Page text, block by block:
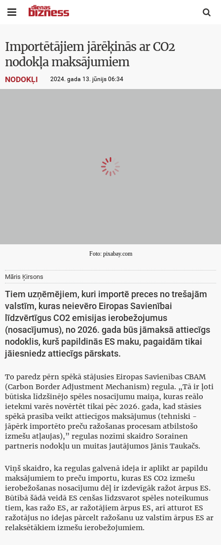
 
Importētājiem jārēķinās ar CO2
nodokļa maksājumiem
NODOKĻI 2024. gada 13. jūnijs 06:34
Foto: pixabay.com
Māris Ķirsons
Tiem uzņēmējiem, kuri importē preces no trešajām
valstīm, kuras neievēro Eiropas Savienībai
līdzvērtīgus CO2 emisijas ierobežojumus
(nosacījumus), no 2026. gada būs jāmaksā attiecīgs
nodoklis, kurš papildinās ES maku, pagaidām tikai
jāiesniedz attiecīgs pārskats.
To paredz pērn spēkā stājusies Eiropas Savienības CBAM
(Carbon Border Adjustment Mechanism) regula. „Tā ir ļoti
būtiska līdzšinējo spēles nosacījumu maiņa, kuras reālo
ietekmi varēs novērtēt tikai pēc 2026. gada, kad stāsies
spēkā prasība veikt attiecīgos maksājumus (tehniski -
jāpērk importēto preču ražošanas procesam atbilstošo
izmešu atļaujas),” regulas nozīmi skaidro Sorainen
partneris nodokļu un muitas jautājumos Jānis Taukačs.
Viņš skaidro, ka regulas galvenā ideja ir aplikt ar papildu
maksājumiem to preču importu, kuras ES CO2 izmešu
ierobežošanas nosacījumu dēļ ir izdevīgāk ražot ārpus ES.
Būtībā šādā veidā ES cenšas līdzsvarot spēles noteikumus
tiem, kas ražo ES, ar ražotājiem ārpus ES, arī atturot ES
ražotājus no idejas pārcelt ražošanu uz valstīm ārpus ES ar
relaksētākiem izmešu ierobežojumiem.